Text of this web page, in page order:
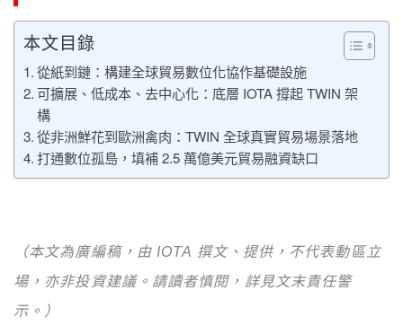
本文目錄
從紙到鏈：構建全球貿易數位化協作基礎設施
可擴展、低成本、去中心化：底層 IOTA 撐起 TWIN 架
構
從非洲鮮花到歐洲禽肉：TWIN 全球真實貿易場景落地
打通數位孤島，填補 2.5 萬億美元貿易融資缺口
（本文為廣編稿，由 IOTA 撰文、提供，不代表動區立
場，亦非投資建議。請讀者慎閱，詳見文末責任警
示。）